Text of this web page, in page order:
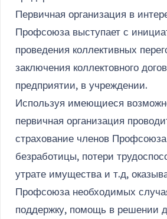
Первичная организация в
Профсоюза выступает с
проведения коллективных
заключения коллектовного
предприятии, в учреждении.
Используя имеющиеся
первичная организация
страхование членов
безработицы, потери
утрате имущества и т.д,
Профсоюза необходимых
поддержку, помощь в решении